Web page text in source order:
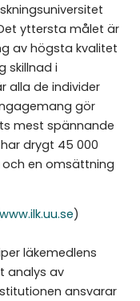
yttersta målet är
av högsta kvalitet
skillnad i
alla de individer
gör
mest spännande
drygt 45 000
en omsättning
www.ilk.uu.se)
läkemedlens
analys av
ansvarar